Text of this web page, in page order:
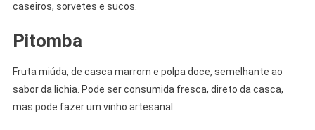
caseiros, sorvetes e sucos.
Pitomba
Fruta miúda, de casca marrom e polpa doce, semelhante ao
sabor da lichia. Pode ser consumida fresca, direto da casca,
mas pode fazer um vinho artesanal.